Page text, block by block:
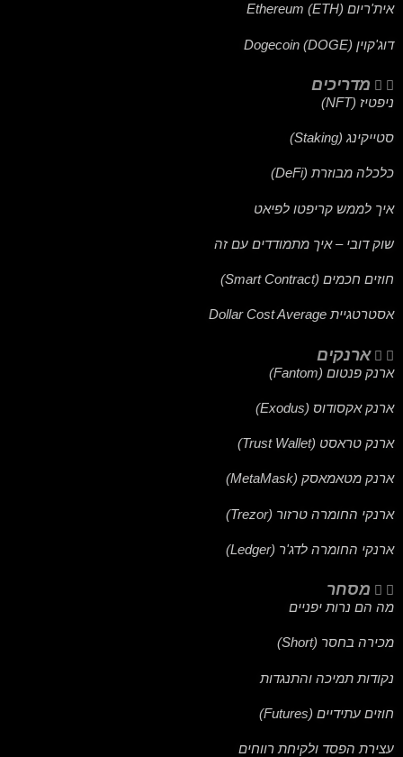
אית'ריום (ETH) Ethereum
דוג'קוין (DOGE) Dogecoin
מדריכים
ניפטיז (NFT)
סטייקינג (Staking)
כלכלה מבוזרת (DeFi)
איך לממש קריפטו לפיאט
שוק דובי – איך מתמודדים עם זה
חוזים חכמים (Smart Contract)
אסטרטגיית Dollar Cost Average
ארנקים
ארנק פנטום (Fantom)
ארנק אקסודוס (Exodus)
ארנק טראסט (Trust Wallet)
ארנק מטאמאסק (MetaMask)
ארנקי החומרה טרזור (Trezor)
ארנקי החומרה לדג'ר (Ledger)
מסחר
מה הם נרות יפניים
מכירה בחסר (Short)
נקודות תמיכה והתנגדות
חוזים עתידיים (Futures)
עצירת הפסד ולקיחת רווחים